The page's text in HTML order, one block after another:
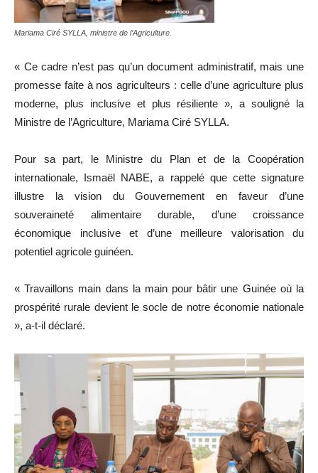
Mariama Ciré SYLLA, ministre de l’Agriculture.
« Ce cadre n’est pas qu’un document administratif, mais une
promesse faite à nos agriculteurs : celle d’une agriculture plus
moderne, plus inclusive et plus résiliente », a souligné la
Ministre de l’Agriculture, Mariama Ciré SYLLA.
Pour sa part, le Ministre du Plan et de la Coopération
internationale, Ismaël NABE, a rappelé que cette signature
illustre la vision du Gouvernement en faveur d’une
souveraineté alimentaire durable, d’une croissance
économique inclusive et d’une meilleure valorisation du
potentiel agricole guinéen.
« Travaillons main dans la main pour bâtir une Guinée où la
prospérité rurale devient le socle de notre économie nationale
», a-t-il déclaré.